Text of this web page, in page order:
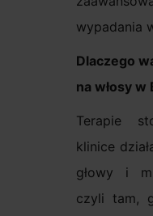
wypadania
Dlaczego
na włosy w
Terapie
klinice
głowy i
czyli tam,